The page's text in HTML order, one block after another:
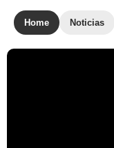
Home Noticias